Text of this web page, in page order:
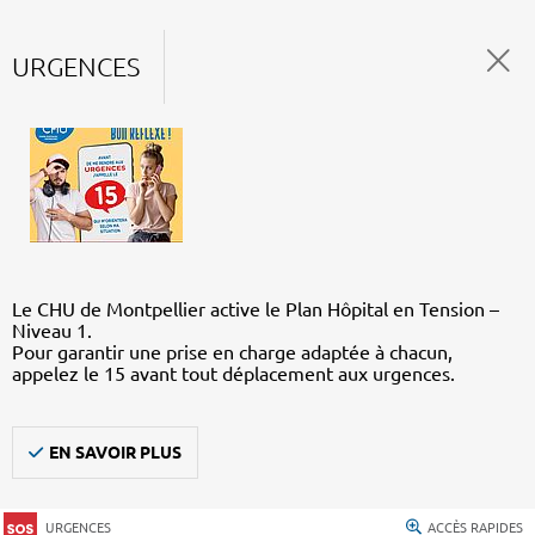
URGENCES
Le CHU de Montpellier active le Plan Hôpital en Tension –
Niveau 1.
Pour garantir une prise en charge adaptée à chacun,
appelez le 15 avant tout déplacement aux urgences.
EN SAVOIR PLUS
URGENCES ACCÈS RAPIDES